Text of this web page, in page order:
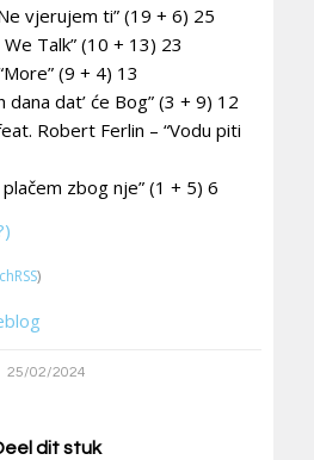
vjerujem ti” (19 + 6) 25
Talk” (10 + 13) 23
(9 + 4) 13
dana dat’ će Bog” (3 + 9) 12
Robert Ferlin – “Vodu piti
plačem zbog nje” (1 + 5) 6
)
25/02/2024
dit stuk